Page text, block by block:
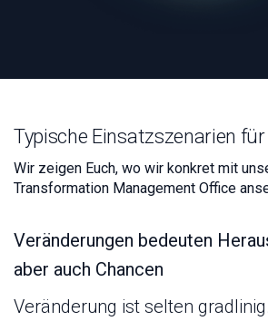
Typische Einsatzszenarien für
Wir zeigen Euch, wo wir konkret mit
Transformation Management Office
Veränderungen bedeuten
aber auch Chancen
Veränderung ist selten